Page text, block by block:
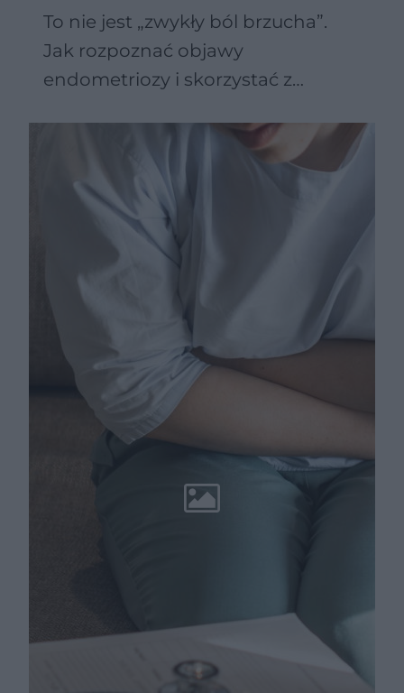
To nie jest „zwykły ból brzucha”.
Jak rozpoznać objawy
endometriozy i skorzystać z